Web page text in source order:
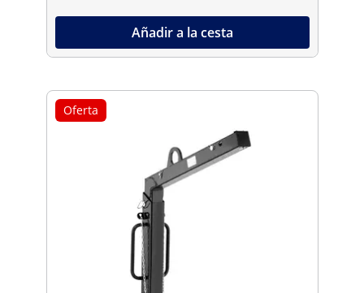
Añadir a la cesta
Oferta